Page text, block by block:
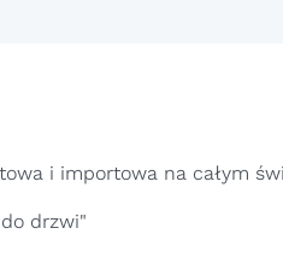
i importowa na całym
drzwi"